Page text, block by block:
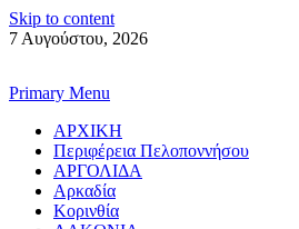
Skip to content
7 Αυγούστου, 2026
Primary Menu
ΑΡΧΙΚΗ
Περιφέρεια Πελοποννήσου
ΑΡΓΟΛΙΔΑ
Αρκαδία
Κορινθία